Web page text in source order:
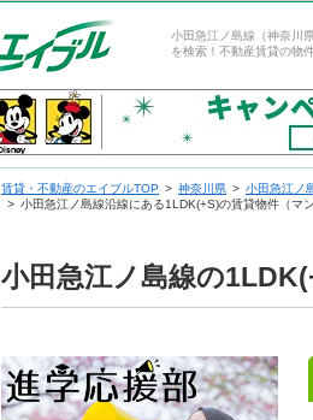
小田急江ノ島線（神奈川
を検索！不動産賃貸の物
賃貸・不動産のエイブルTOP 神奈川県
小田急江ノ
小田急江ノ島線沿線にある1LDK(+S)の賃貸物件（マ
小田急江ノ島線の